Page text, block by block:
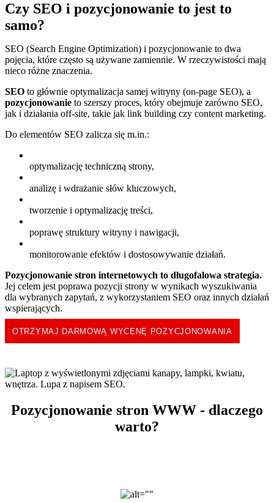
Czy SEO i pozycjonowanie to jest to
samo?
SEO (Search Engine Optimization) i pozycjonowanie to dwa
pojęcia, które często są używane zamiennie. W rzeczywistości mają
nieco różne znaczenia.
SEO to głównie optymalizacja samej witryny (on-page SEO), a
pozycjonowanie to szerszy proces, który obejmuje zarówno SEO,
jak i działania off-site, takie jak link building czy content marketing.
Do elementów SEO zalicza się m.in.:
optymalizację techniczną strony,
analizę i wdrażanie słów kluczowych,
tworzenie i optymalizację treści,
poprawę struktury witryny i nawigacji,
monitorowanie efektów i dostosowywanie działań.
Pozycjonowanie stron internetowych to długofalowa strategia.
Jej celem jest poprawa pozycji strony w wynikach wyszukiwania
dla wybranych zapytań, z wykorzystaniem SEO oraz innych działań
wspierających.
OTRZYMAJ DARMOWĄ WYCENĘ POZYCJONOWANIA
Pozycjonowanie stron WWW - dlaczego
warto?